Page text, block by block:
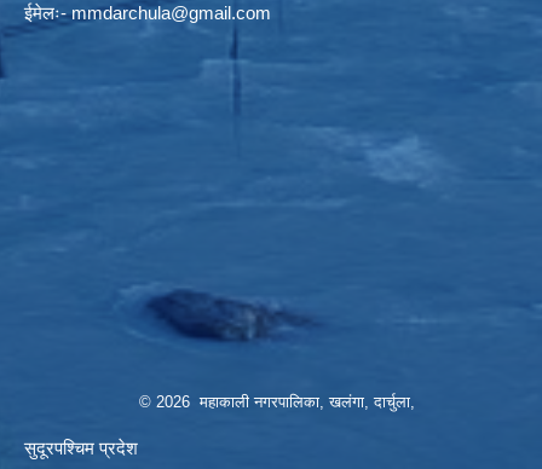
ईमेलः-mmdarchula@gmail.com
© 2026 महाकाली नगरपालिका, खलंगा, दार्चुला,
सुदूरपश्चिम प्रदेश